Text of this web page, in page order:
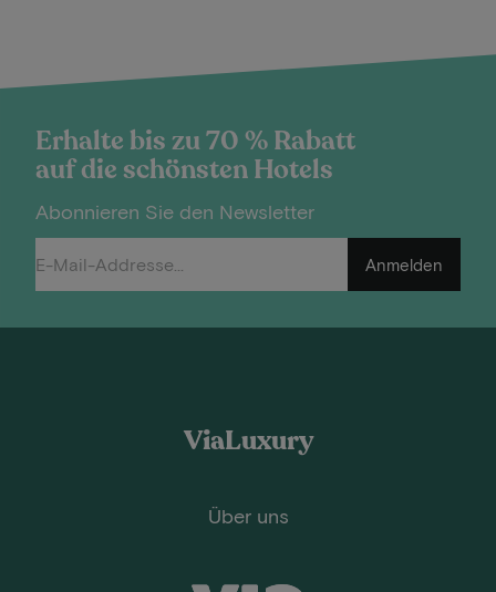
Erhalte bis zu 70 % Rabatt
auf die schönsten Hotels
Abonnieren Sie den Newsletter
Anmelden
ViaLuxury
Über uns